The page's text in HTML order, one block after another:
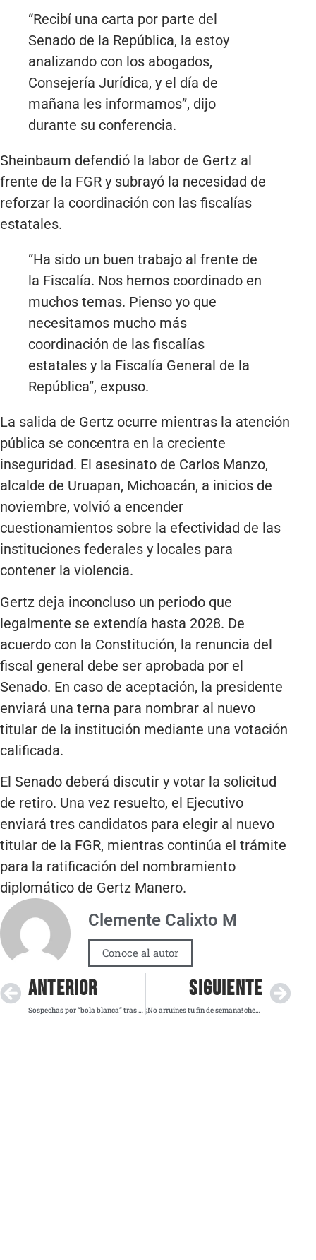
“Recibí una carta por parte del
Senado de la República, la estoy
analizando con los abogados,
Consejería Jurídica, y el día de
mañana les informamos”, dijo
durante su conferencia.
Sheinbaum defendió la labor de Gertz al
frente de la FGR y subrayó la necesidad de
reforzar la coordinación con las fiscalías
estatales.
“Ha sido un buen trabajo al frente de
la Fiscalía. Nos hemos coordinado en
muchos temas. Pienso yo que
necesitamos mucho más
coordinación de las fiscalías
estatales y la Fiscalía General de la
República”, expuso.
La salida de Gertz ocurre mientras la atención
pública se concentra en la creciente
inseguridad. El asesinato de Carlos Manzo,
alcalde de Uruapan, Michoacán, a inicios de
noviembre, volvió a encender
cuestionamientos sobre la efectividad de las
instituciones federales y locales para
contener la violencia.
Gertz deja inconcluso un periodo que
legalmente se extendía hasta 2028. De
acuerdo con la Constitución, la renuncia del
fiscal general debe ser aprobada por el
Senado. En caso de aceptación, la presidente
enviará una terna para nombrar al nuevo
titular de la institución mediante una votación
calificada.
El Senado deberá discutir y votar la solicitud
de retiro. Una vez resuelto, el Ejecutivo
enviará tres candidatos para elegir al nuevo
titular de la FGR, mientras continúa el trámite
para la ratificación del nombramiento
diplomático de Gertz Manero.
Clemente Calixto M
Conoce al autor
ANTERIOR
Sospechas por “bola blanca” tras marcha juvenil desatan polémica nacional en sorteo del SMN
SIGUIENTE
¡No arruines tu fin de semana! checa el Hoy No Circula de este viernes 28 de noviembre